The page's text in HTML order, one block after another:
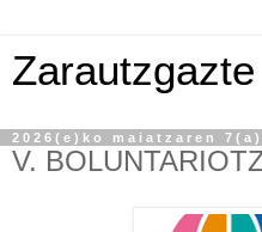
Zarautzgazte
2026(e)ko maiatzaren
V.